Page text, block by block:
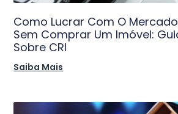
Como Lucrar Com O
Sem Comprar Um Imóvel:
Sobre CRI
Saiba Mais